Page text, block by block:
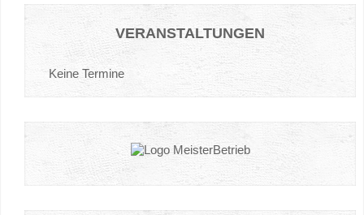
VERANSTALTUNGEN
Keine Termine